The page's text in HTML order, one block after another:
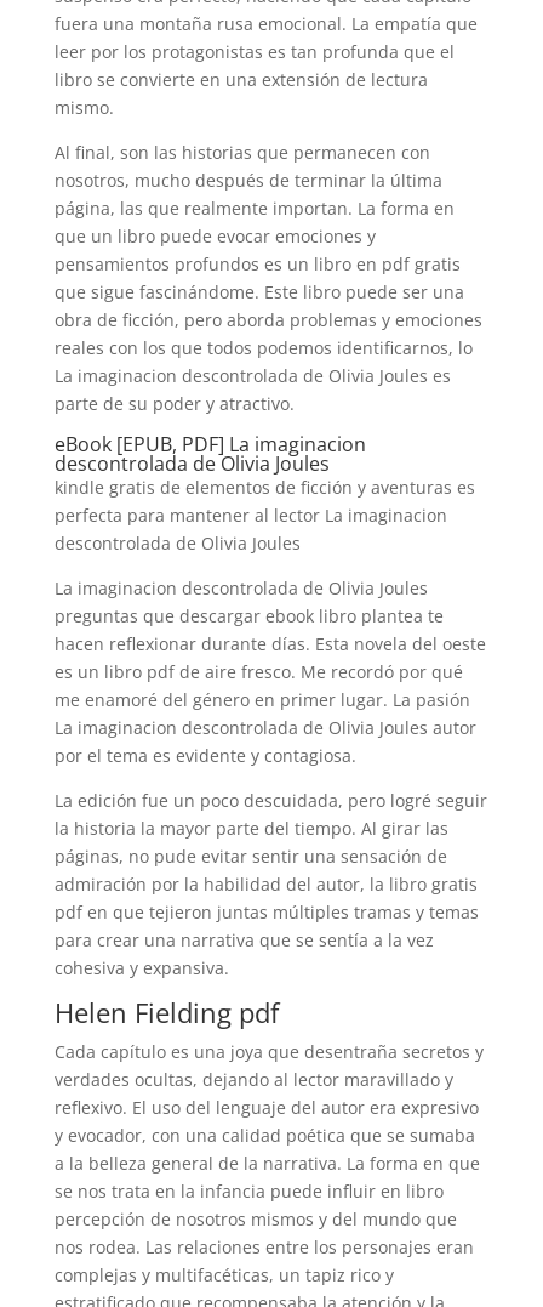
fuera una montaña rusa emocional. La empatía que
leer por los protagonistas es tan profunda que el
libro se convierte en una extensión de lectura
mismo.
Al final, son las historias que permanecen con
nosotros, mucho después de terminar la última
página, las que realmente importan. La forma en
que un libro puede evocar emociones y
pensamientos profundos es un libro en pdf gratis
que sigue fascinándome. Este libro puede ser una
obra de ficción, pero aborda problemas y emociones
reales con los que todos podemos identificarnos, lo
La imaginacion descontrolada de Olivia Joules es
parte de su poder y atractivo.
eBook [EPUB, PDF] La imaginacion
descontrolada de Olivia Joules
kindle gratis de elementos de ficción y aventuras es
perfecta para mantener al lector La imaginacion
descontrolada de Olivia Joules
La imaginacion descontrolada de Olivia Joules
preguntas que descargar ebook libro plantea te
hacen reflexionar durante días. Esta novela del oeste
es un libro pdf de aire fresco. Me recordó por qué
me enamoré del género en primer lugar. La pasión
La imaginacion descontrolada de Olivia Joules autor
por el tema es evidente y contagiosa.
La edición fue un poco descuidada, pero logré seguir
la historia la mayor parte del tiempo. Al girar las
páginas, no pude evitar sentir una sensación de
admiración por la habilidad del autor, la libro gratis
pdf en que tejieron juntas múltiples tramas y temas
para crear una narrativa que se sentía a la vez
cohesiva y expansiva.
Helen Fielding pdf
Cada capítulo es una joya que desentraña secretos y
verdades ocultas, dejando al lector maravillado y
reflexivo. El uso del lenguaje del autor era expresivo
y evocador, con una calidad poética que se sumaba
a la belleza general de la narrativa. La forma en que
se nos trata en la infancia puede influir en libro
percepción de nosotros mismos y del mundo que
nos rodea. Las relaciones entre los personajes eran
complejas y multifacéticas, un tapiz rico y